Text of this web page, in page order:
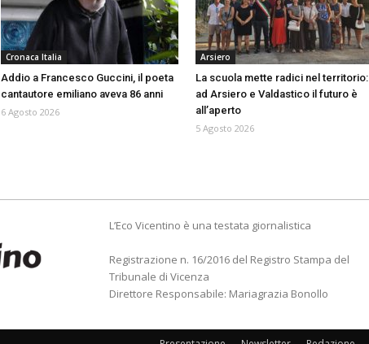
Cronaca Italia
Addio a Francesco Guccini, il poeta
cantautore emiliano aveva 86 anni
6 Agosto 2026
Arsiero
La scuola mette radici nel territorio:
ad Arsiero e Valdastico il futuro è
all’aperto
5 Agosto 2026
L’Eco Vicentino è una testata giornalistica
Registrazione n. 16/2016 del Registro Stampa del
Tribunale di Vicenza
Direttore Responsabile: Mariagrazia Bonollo